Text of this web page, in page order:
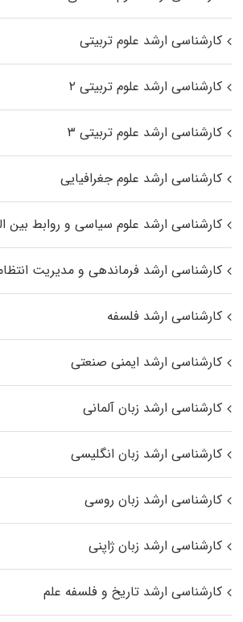
کارشناسی ارشد علوم تربیتی
کارشناسی ارشد علوم تربیتی ۲
کارشناسی ارشد علوم تربیتی ۳
کارشناسی ارشد علوم جغرافیایی
کارشناسی ارشد علوم سیاسی و روابط بین
کارشناسی ارشد فرماندهی و مدیریت
کارشناسی ارشد فلسفه
کارشناسی ارشد ایمنی صنعتی
کارشناسی ارشد زبان آلمانی
کارشناسی ارشد زبان انگلیسی
کارشناسی ارشد زبان روسی
کارشناسی ارشد زبان ژاپنی
کارشناسی ارشد تاریخ و فلسفه علم